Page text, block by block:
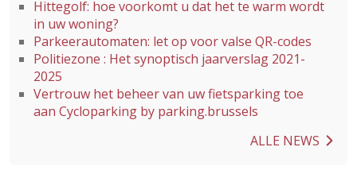
Hittegolf: hoe voorkomt u dat het te warm wordt
in uw woning?
Parkeerautomaten: let op voor valse QR-codes
Politiezone : Het synoptisch jaarverslag 2021-
2025
Vertrouw het beheer van uw fietsparking toe
aan Cycloparking by parking.brussels
ALLE NEWS